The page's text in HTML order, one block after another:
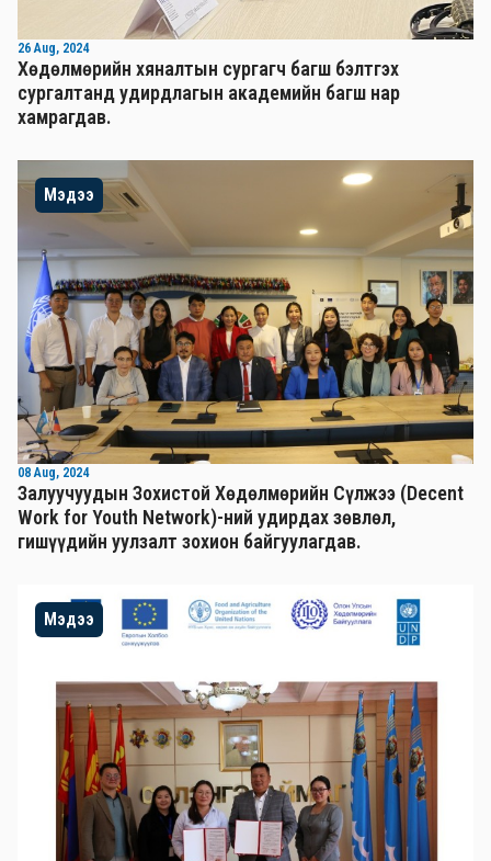
26 Aug, 2024
Хөдөлмөрийн хяналтын сургагч багш бэлтгэх
сургалтанд удирдлагын академийн багш нар
хамрагдав.
Мэдээ
08 Aug, 2024
Залуучуудын Зохистой Хөдөлмөрийн Сүлжээ (Decent
Work for Youth Network)-ний удирдах зөвлөл,
гишүүдийн уулзалт зохион байгуулагдав.
Мэдээ